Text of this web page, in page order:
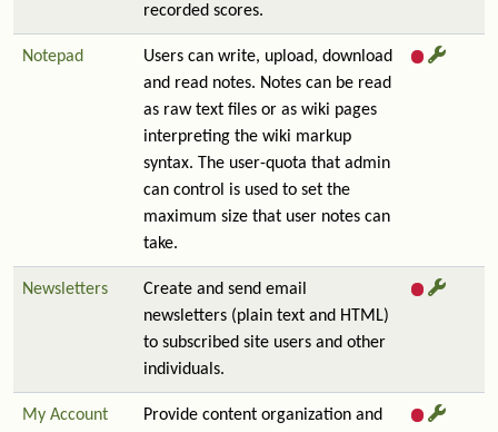
recorded scores.
Notepad
Users can write, upload, download
and read notes. Notes can be read
as raw text files or as wiki pages
interpreting the wiki markup
syntax. The user-quota that admin
can control is used to set the
maximum size that user notes can
take.
Newsletters
Create and send email
newsletters (plain text and HTML)
to subscribed site users and other
individuals.
My Account
Provide content organization and